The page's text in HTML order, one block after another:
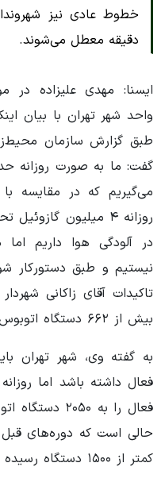
دقیقه معطل می‌شوند.
ایسنا: مهدی علیزاده
واحد شهر تهران با بیان
می‌گیریم که در مقایسه
روزانه ۴ میلیون
در آلودگی هوا داریم
نیستیم و طبق دستورکار
تاکیدات آقای زاکانی
بیش از ۶۶۲ دستگاه اتوبوس نوسازی شده است.
فعال داشته باشد اما
فعال را به
حالی است که دوره‌های
کمتر از ۱۵۰۰ دستگاه رسیده بود که در این دوره ارتقاء یافت.